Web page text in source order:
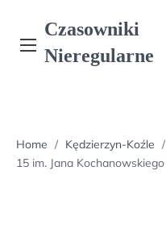
content
Czasowniki
Nieregularne
Home / Kędzierzyn-Koźle /
15 im. Jana Kochanowskiego